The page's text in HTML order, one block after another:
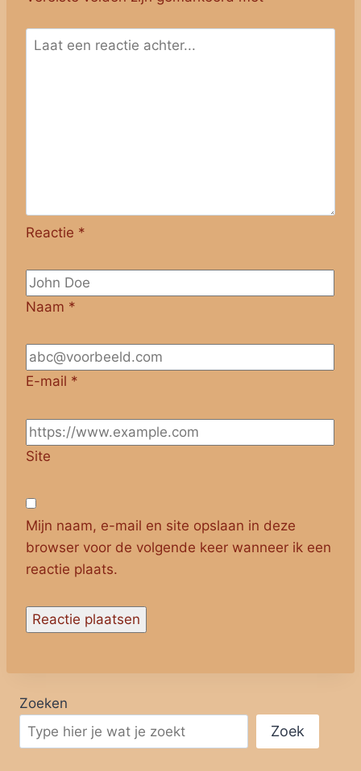
Reactie *
Naam *
E-mail *
Site
Mijn naam, e-mail en site opslaan in deze
browser voor de volgende keer wanneer ik een
reactie plaats.
Zoeken
Zoek